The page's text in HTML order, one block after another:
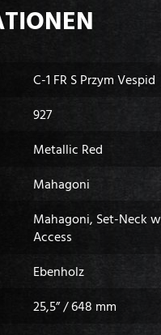
C-1 FR S Przym Vespid
927
Metallic Red
Mahagoni
Mahagoni, Set-Neck
Access
Ebenholz
25,5” / 648 mm